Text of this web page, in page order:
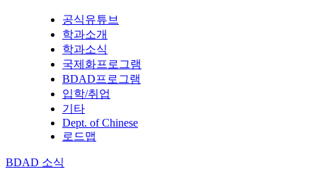
공식유튜브
학과소개
학과소식
국제화프로그램
BDAD프로그램
입학/취업
기타
Dept. of Chinese
로드맵
BDAD 소식